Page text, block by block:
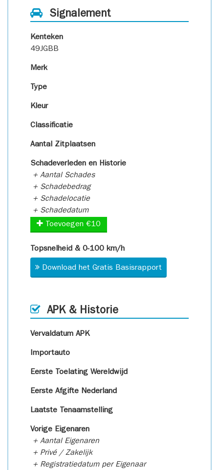
Signalement
Kenteken
49JGBB
Merk
Type
Kleur
Classificatie
Aantal Zitplaatsen
Schadeverleden en Historie
+ Aantal Schades
+ Schadebedrag
+ Schadelocatie
+ Schadedatum
Toevoegen €10
Topsnelheid & 0-100 km/h
Download het Gratis Basisrapport
APK & Historie
Vervaldatum APK
Importauto
Eerste Toelating Wereldwijd
Eerste Afgifte Nederland
Laatste Tenaamstelling
Vorige Eigenaren
+ Aantal Eigenaren
+ Privé / Zakelijk
+ Registratiedatum per Eigenaar